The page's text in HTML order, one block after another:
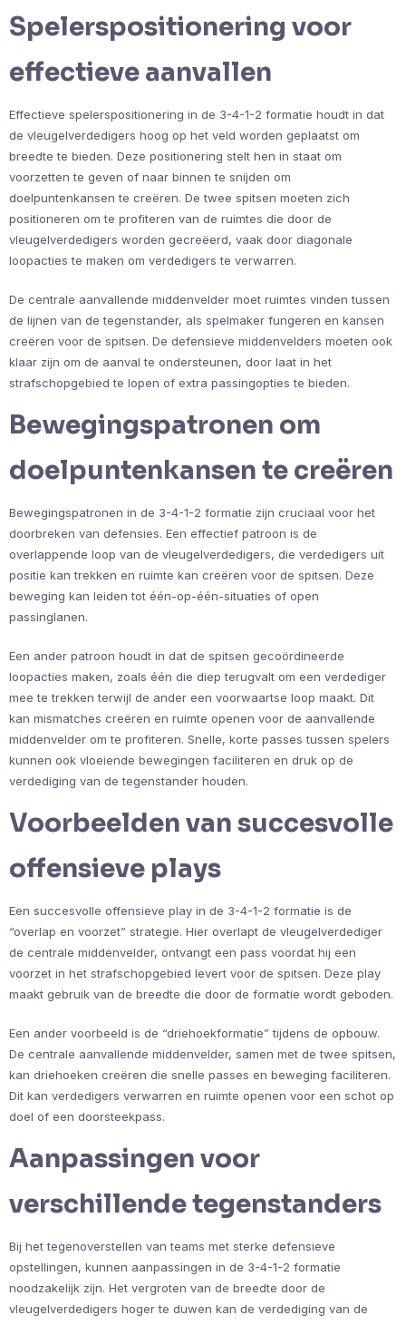
Spelerspositionering voor
effectieve aanvallen
Effectieve spelerspositionering in de 3-4-1-2 formatie houdt in dat
de vleugelverdedigers hoog op het veld worden geplaatst om
breedte te bieden. Deze positionering stelt hen in staat om
voorzetten te geven of naar binnen te snijden om
doelpuntenkansen te creëren. De twee spitsen moeten zich
positioneren om te profiteren van de ruimtes die door de
vleugelverdedigers worden gecreëerd, vaak door diagonale
loopacties te maken om verdedigers te verwarren.
De centrale aanvallende middenvelder moet ruimtes vinden tussen
de lijnen van de tegenstander, als spelmaker fungeren en kansen
creëren voor de spitsen. De defensieve middenvelders moeten ook
klaar zijn om de aanval te ondersteunen, door laat in het
strafschopgebied te lopen of extra passingopties te bieden.
Bewegingspatronen om
doelpuntenkansen te creëren
Bewegingspatronen in de 3-4-1-2 formatie zijn cruciaal voor het
doorbreken van defensies. Een effectief patroon is de
overlappende loop van de vleugelverdedigers, die verdedigers uit
positie kan trekken en ruimte kan creëren voor de spitsen. Deze
beweging kan leiden tot één-op-één-situaties of open
passinglanen.
Een ander patroon houdt in dat de spitsen gecoördineerde
loopacties maken, zoals één die diep terugvalt om een verdediger
mee te trekken terwijl de ander een voorwaartse loop maakt. Dit
kan mismatches creëren en ruimte openen voor de aanvallende
middenvelder om te profiteren. Snelle, korte passes tussen spelers
kunnen ook vloeiende bewegingen faciliteren en druk op de
verdediging van de tegenstander houden.
Voorbeelden van succesvolle
offensieve plays
Een succesvolle offensieve play in de 3-4-1-2 formatie is de
“overlap en voorzet” strategie. Hier overlapt de vleugelverdediger
de centrale middenvelder, ontvangt een pass voordat hij een
voorzet in het strafschopgebied levert voor de spitsen. Deze play
maakt gebruik van de breedte die door de formatie wordt geboden.
Een ander voorbeeld is de “driehoekformatie” tijdens de opbouw.
De centrale aanvallende middenvelder, samen met de twee spitsen,
kan driehoeken creëren die snelle passes en beweging faciliteren.
Dit kan verdedigers verwarren en ruimte openen voor een schot op
doel of een doorsteekpass.
Aanpassingen voor
verschillende tegenstanders
Bij het tegenoverstellen van teams met sterke defensieve
opstellingen, kunnen aanpassingen in de 3-4-1-2 formatie
noodzakelijk zijn. Het vergroten van de breedte door de
vleugelverdedigers hoger te duwen kan de verdediging van de